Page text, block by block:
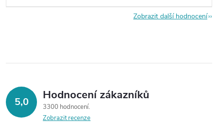
Zobrazit další hodnocení
5,0 Hodnocení zákazníků
3300 hodnocení
Zobrazit recenze